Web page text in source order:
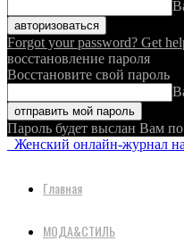
Forgot your password? Get
восстановление пароля
Восстановите свой пароль
Пароль будет выслан Вам
Женский онлайн-журнал
Главная
МОДА&СТИЛЬ